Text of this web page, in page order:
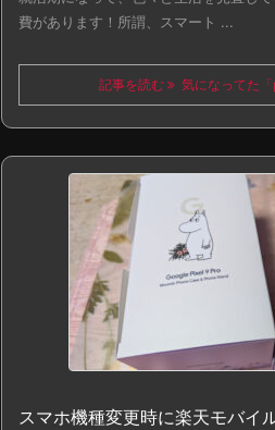
費があります！所謂、スマート ...
記事を読む 気になってた
スマホ機種変更時に楽天モバイ